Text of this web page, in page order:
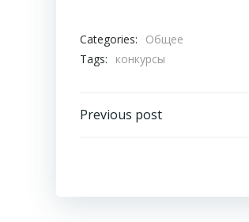
Categories:
Общее
Tags:
конкурсы
Навигация
записям
Previous post